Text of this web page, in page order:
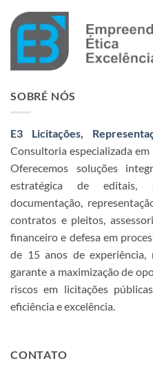
SOBRÉ NÓS
E3 Licitações,
Consultoria especializada
Oferecemos soluções
estratégica de editais,
documentação,
contratos e pleitos,
financeiro e defesa em
de 15 anos de experiência,
garante a maximização de
riscos em licitações
eficiência e excelência.
CONTATO